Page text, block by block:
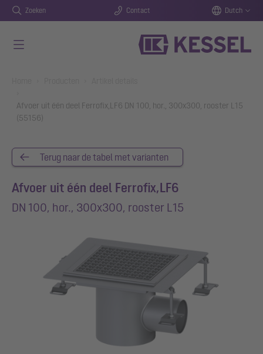
Zoeken Contact Dutch
Afvoer uit één deel Ferrofix,LF6 DN 100, hor., 300x300, rooster L15
(55156)
Terug naar de tabel met varianten
Afvoer uit één deel Ferrofix,LF6
DN 100, hor., 300x300, rooster L15